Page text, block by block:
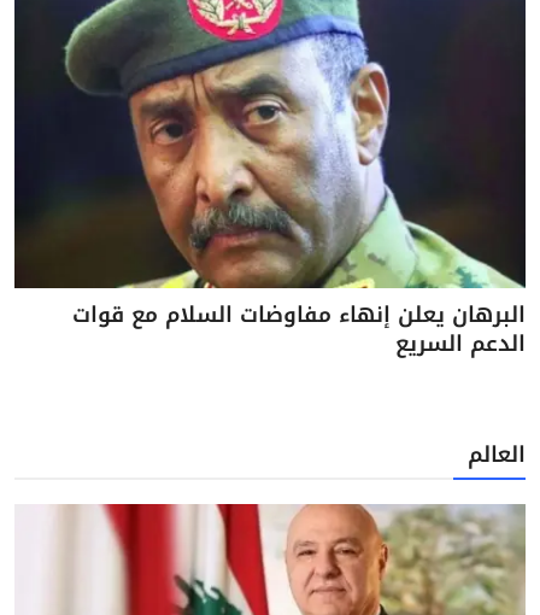
البرهان يعلن إنهاء مفاوضات السلام مع قوات
الدعم السريع
العالم